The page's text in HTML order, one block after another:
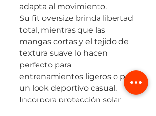
adapta al movimiento.
Su fit oversize brinda libertad
total, mientras que las
mangas cortas y el tejido de
textura suave lo hacen
perfecto para
entrenamientos ligeros o para
un look deportivo casual.
Incorpora protección solar